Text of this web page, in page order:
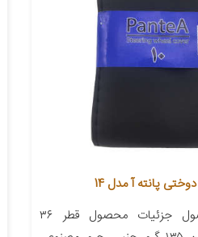
پانته آ مدل 14
معرفی محصول جزئیات محصول قطر ۳۶